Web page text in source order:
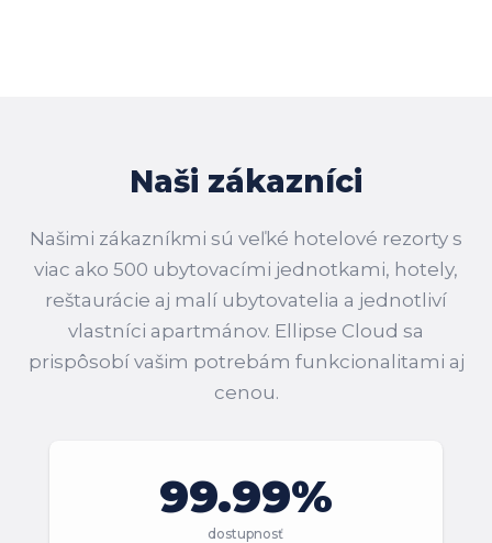
Naši zákazníci
Našimi zákazníkmi sú veľké hotelové rezorty s
viac ako 500 ubytovacími jednotkami, hotely,
reštaurácie aj malí ubytovatelia a jednotliví
vlastníci apartmánov. Ellipse Cloud sa
prispôsobí vašim potrebám funkcionalitami aj
cenou.
99.99%
dostupnosť